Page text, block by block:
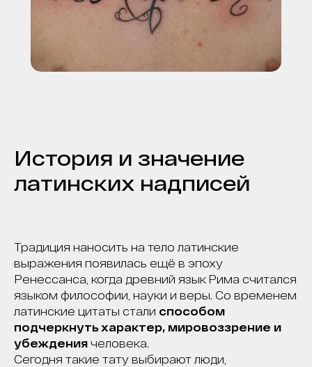
История и значение
латинских надписей
Традиция наносить на тело латинские
выражения появилась ещё в эпоху
Ренессанса, когда древний язык Рима считался
языком философии, науки и веры. Со временем
латинские цитаты стали способом
подчеркнуть характер, мировоззрение и
убеждения человека.
Сегодня такие тату выбирают люди,